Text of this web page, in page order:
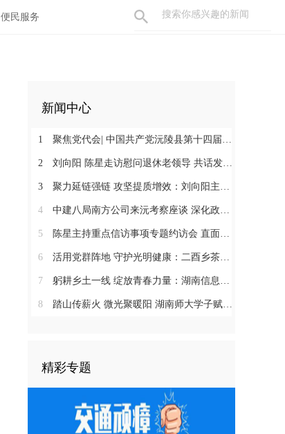
便民服务
新闻中心
1 聚焦党代会| 中国共产党沅陵县第十四届委员会第一次全体会议召开 刘向阳当选为县委书记
2 刘向阳 陈星走访慰问退休老领导 共话发展凝聚奋进合力
3 聚力延链强链 攻坚提质增效：刘向阳主持召开新金属产业链工作调度会
4 中建八局南方公司来沅考察座谈 深化政企合作 提速张沅高速项目建设
5 陈星主持重点信访事项专题约访会 直面群众诉求 闭环化解矛盾
6 活用党群阵地 守护光明健康：二酉乡茶溪村开展眼科义诊惠民暖心服务活动
7 躬耕乡土一线 绽放青春力量：湖南信息学院计算机科学与工程学院拾光服务队到凉水井镇开展社会服务实践活动
8 踏山传薪火 微光聚暖阳 湖南师大学子赋能沅陵乡土课堂
精彩专题